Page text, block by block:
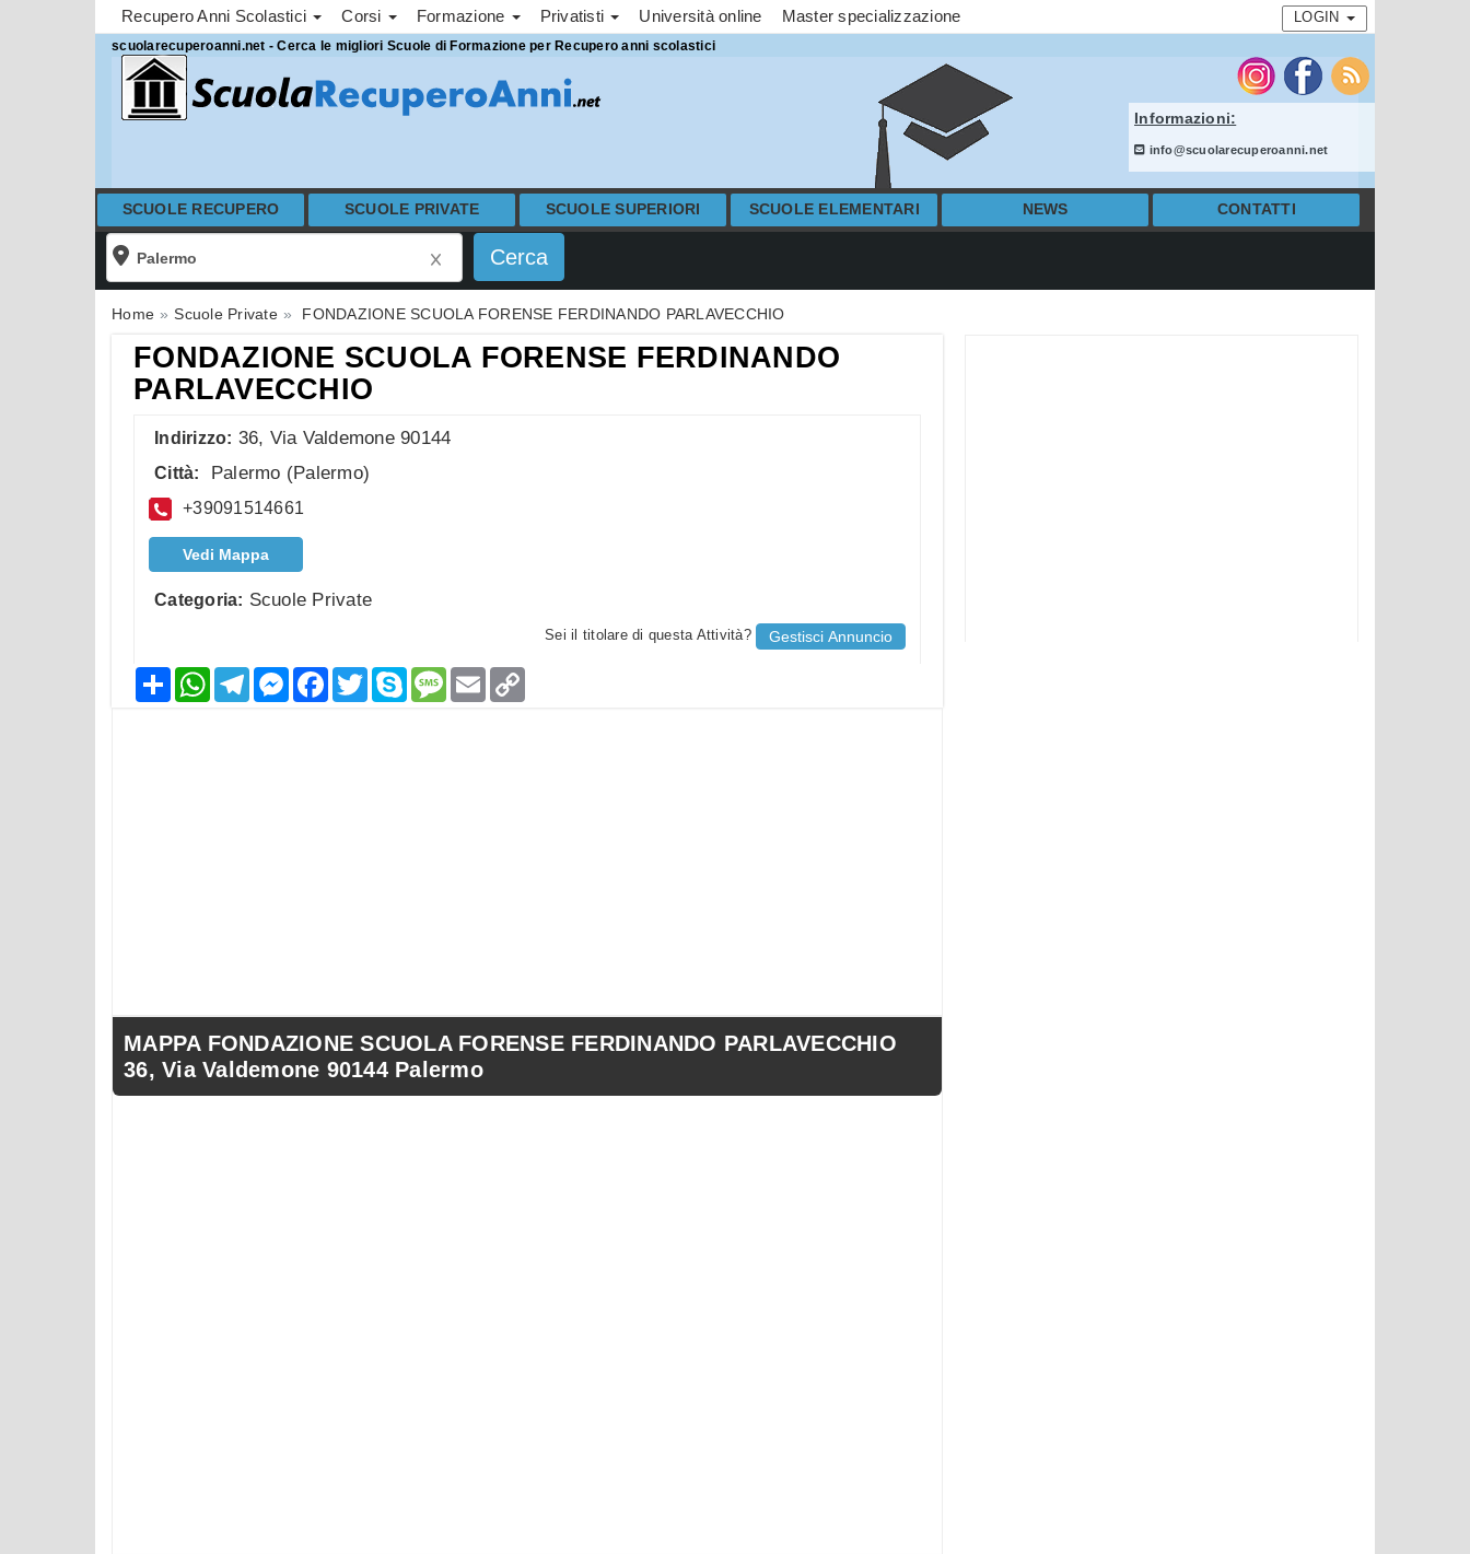
Recupero Anni Scolastici Corsi Formazione Privatisti Università online Master specializzazione LOGIN
scuolarecuperoanni.net - Cerca le migliori Scuole di Formazione per Recupero anni scolastici
Informazioni:
info@scuolarecuperoanni.net
SCUOLE RECUPERO SCUOLE PRIVATE SCUOLE SUPERIORI SCUOLE ELEMENTARI NEWS CONTATTI
Home Scuole Private FONDAZIONE SCUOLA FORENSE FERDINANDO PARLAVECCHIO
FONDAZIONE SCUOLA FORENSE FERDINANDO
PARLAVECCHIO
Indirizzo: 36, Via Valdemone 90144
Città: Palermo (Palermo)
+39091514661
Vedi Mappa
Categoria: Scuole Private
Sei il titolare di questa Attività? Gestisci Annuncio
CondividiWhatsAppTelegramMessenger
Facebook
TwitterSkypeMessage
Email
MAPPA FONDAZIONE SCUOLA FORENSE FERDINANDO PARLAVECCHIO
36, Via Valdemone 90144 Palermo